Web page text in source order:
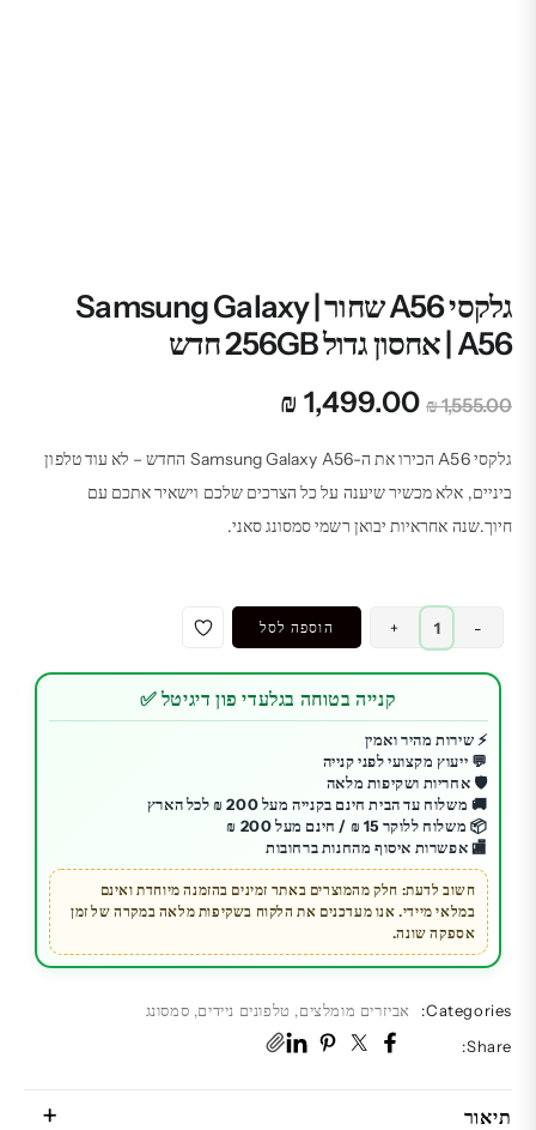
גלקסי A56 שחור | Samsung Galaxy
A56 | אחסון גדול 256GB חדש
₪1,555.00
המחיר
היה:
₪ 1,555.00.
₪ 1,499.00
המחיר
הוא:
₪ 1,499.00.
גלקסי A56 הכירו את ה-Samsung Galaxy A56 החדש – לא עוד טלפון
ביניים, אלא מכשיר שיענה על כל הצרכים שלכם וישאיר אתכם עם
חיוך.שנה אחראיות יבואן רשמי סמסונג סאני.
-
כמות
של
גלקסי
שחור
|
Samsung
Galaxy
A56
|
אחסון
גדול
חדש
+ הוספה לסל
קנייה בטוחה בגלעדי פון דיגיטל ✅
⚡ שירות מהיר ואמין
💬 ייעוץ מקצועי לפני קנייה
🛡️ אחריות ושקיפות מלאה
🚚 משלוח עד הבית חינם בקנייה מעל 200 ₪ לכל הארץ
📦 משלוח ללוקר 15 ₪ / חינם מעל 200 ₪
🏬 אפשרות איסוף מהחנות ברחובות
חשוב לדעת: חלק מהמוצרים באתר זמינים בהזמנה מיוחדת ואינם
במלאי מיידי. אנו מעדכנים את הלקוח בשקיפות מלאה במקרה של זמן
אספקה שונה.
Categories: אביזרים מומלצים, טלפונים ניידים, סמסונג
Share:
תיאור